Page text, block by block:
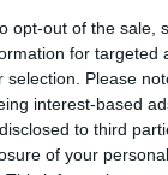
opt-out of the sale,
for targeted
selection. Please
interest-based
to third
of your
ακολούθησε.